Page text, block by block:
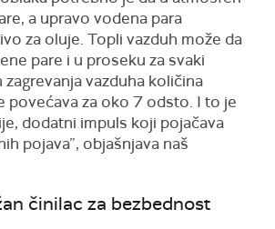
a upravo vodena para
za oluje. Topli vazduh može da
pare i u proseku za svaki
vazduha količina
povećava za oko 7 odsto. I to je
dodatni impuls koji pojačava
pojava”, objašnjava naš
činilac za bezbednost